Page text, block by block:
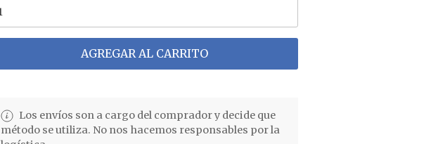
AGREGAR AL CARRITO
Los envíos son a cargo del comprador y decide que
método se utiliza. No nos hacemos responsables por la